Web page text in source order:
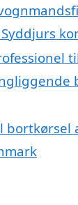
bortkørsel